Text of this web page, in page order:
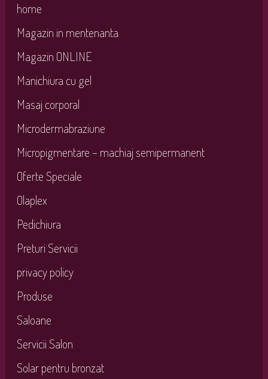
home
Magazin in mentenanta
Magazin ONLINE
Manichiura cu gel
Masaj corporal
Microdermabraziune
Micropigmentare – machiaj semipermanent
Oferte Speciale
Olaplex
Pedichiura
Preturi Servicii
privacy policy
Produse
Saloane
Servicii Salon
Solar pentru bronzat